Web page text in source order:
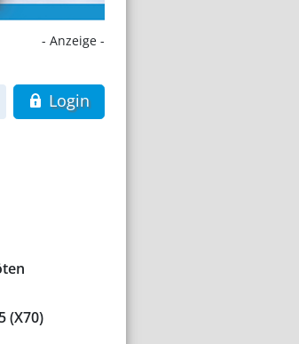
- Anzeige -
Login
(X70)